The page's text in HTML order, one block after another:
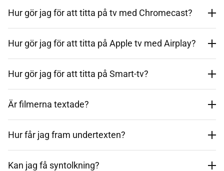
Hur gör jag för att titta på tv med Chromecast?
Hur gör jag för att titta på Apple tv med Airplay?
Hur gör jag för att titta på Smart-tv?
Är filmerna textade?
Hur får jag fram undertexten?
Kan jag få syntolkning?